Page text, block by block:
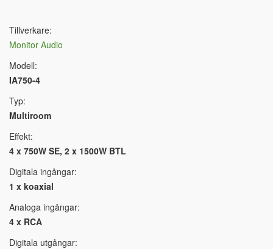
Tillverkare:
Monitor Audio
Modell:
IA750-4
Typ:
Multiroom
Effekt:
4 x 750W SE, 2 x 1500W BTL
Digitala ingångar:
1 x koaxial
Analoga ingångar:
4 x RCA
Digitala utgångar: